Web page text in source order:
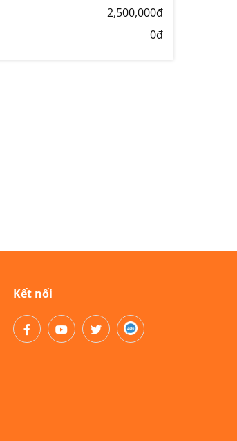
2,500,000đ
0đ
Kết nối